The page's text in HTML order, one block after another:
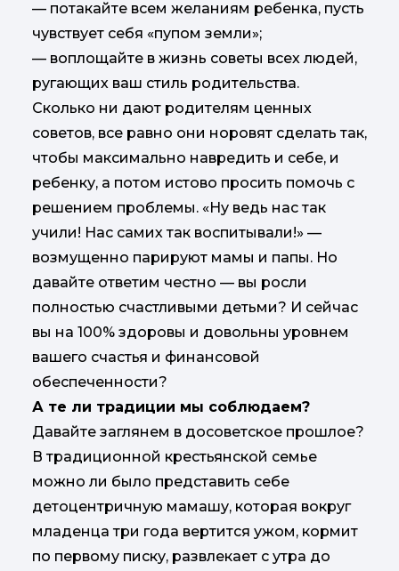
— потакайте всем желаниям ребенка, пусть
чувствует себя «пупом земли»;
— воплощайте в жизнь советы всех людей,
ругающих ваш стиль родительства.
Сколько ни дают родителям ценных
советов, все равно они норовят сделать так,
чтобы максимально навредить и себе, и
ребенку, а потом истово просить помочь с
решением проблемы. «Ну ведь нас так
учили! Нас самих так воспитывали!» —
возмущенно парируют мамы и папы. Но
давайте ответим честно — вы росли
полностью счастливыми детьми? И сейчас
вы на 100% здоровы и довольны уровнем
вашего счастья и финансовой
обеспеченности?
А те ли традиции мы соблюдаем?
Давайте заглянем в досоветское прошлое?
В традиционной крестьянской семье
можно ли было представить себе
детоцентричную мамашу, которая вокруг
младенца три года вертится ужом, кормит
по первому писку, развлекает с утра до